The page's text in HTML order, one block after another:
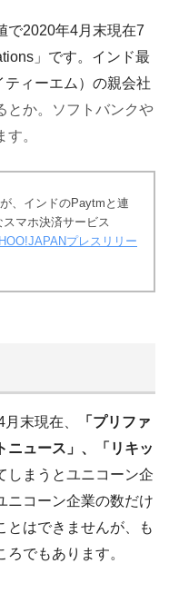
で2020年4月末現在7
」です。インド最
ィーエム）の親会社
とか。ソフトバンクや
。
、インドのPaytmと連
マホ決済サービス
プレスリリー
末現在、
「プリファ
ニュース」、「リキッ
しまうとユニコーン企
ニコーン企業の数だけ
とはできませんが、も
でもあります。